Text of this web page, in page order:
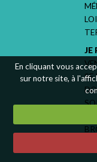
JE
SE
En cliquant vous
sur notre site, à